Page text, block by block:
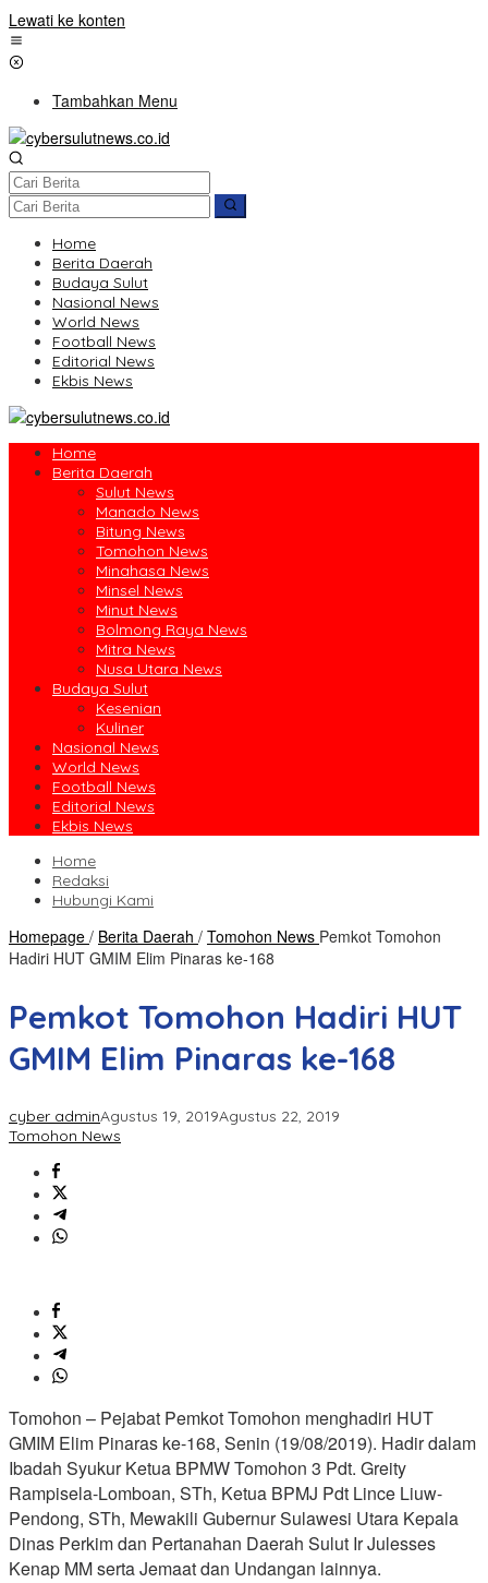
Lewati ke konten
Tambahkan Menu
Home
Berita Daerah
Budaya Sulut
Nasional News
World News
Football News
Editorial News
Ekbis News
Home
Berita Daerah
Sulut News
Manado News
Bitung News
Tomohon News
Minahasa News
Minsel News
Minut News
Bolmong Raya News
Mitra News
Nusa Utara News
Budaya Sulut
Kesenian
Kuliner
Nasional News
World News
Football News
Editorial News
Ekbis News
Home
Redaksi
Hubungi Kami
Homepage / Berita Daerah / Tomohon News Pemkot Tomohon
Hadiri HUT GMIM Elim Pinaras ke-168
Pemkot Tomohon Hadiri HUT
GMIM Elim Pinaras ke-168
cyber adminAgustus 19, 2019Agustus 22, 2019
Tomohon News
Tomohon – Pejabat Pemkot Tomohon menghadiri HUT
GMIM Elim Pinaras ke-168, Senin (19/08/2019). Hadir dalam
Ibadah Syukur Ketua BPMW Tomohon 3 Pdt. Greity
Rampisela-Lomboan, STh, Ketua BPMJ Pdt Lince Liuw-
Pendong, STh, Mewakili Gubernur Sulawesi Utara Kepala
Dinas Perkim dan Pertanahan Daerah Sulut Ir Julesses
Kenap MM serta Jemaat dan Undangan lainnya.